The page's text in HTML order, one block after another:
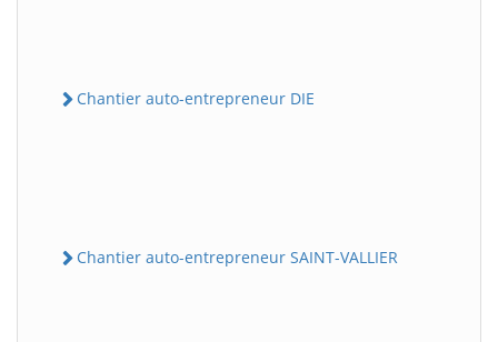
Chantier auto-entrepreneur DIE
Chantier auto-entrepreneur SAINT-VALLIER